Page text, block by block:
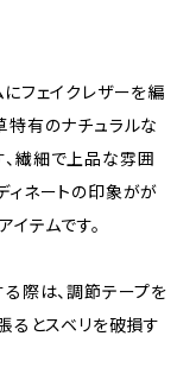
フェイクレザーを編
特有のナチュラルな
繊細で上品な雰囲
ィネートの印象がが
テムです。
際は、調節テープを
るとスベリを破損す